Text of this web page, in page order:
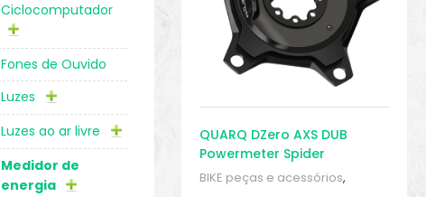
QUARQ DZero AXS DUB
Powermeter Spider
BIKE peças e acessórios,
Ciclocomputador
Fones de Ouvido
Luzes
Luzes ao ar livre
Medidor de
energia